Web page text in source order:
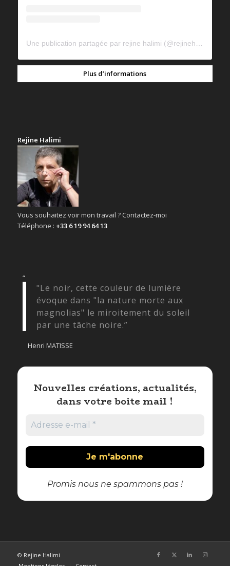
Plus d’informations
Rejine Halimi
Vous souhaitez voir mon travail ? Contactez-moi
Téléphone : +33 6 19 94 64 13
“
"Le noir, cette couleur de lumière
évoque dans "la nature morte aux
magnolias" le miroitement du soleil
par une tâche noire.”
Henri MATISSE
Nouvelles créations, actualités,
dans votre boite mail !
Promis nous ne spammons pas !
© Rejine Halimi